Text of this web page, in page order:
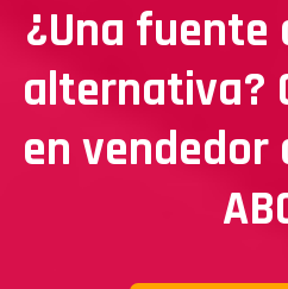
¿Una fuente
alternativa?
en vendedor